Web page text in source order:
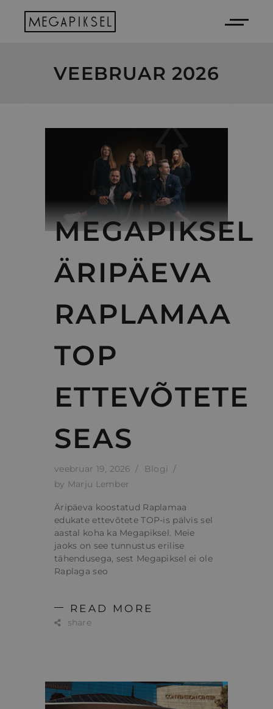
VEEBRUAR 2026
MEGAPIKSEL
ÄRIPÄEVA
RAPLAMAA
TOP
ETTEVÕTETE
SEAS
veebruar 19, 2026
Blogi
by Marju Lember
Äripäeva koostatud Raplamaa
edukate ettevõtete TOP-is pälvis sel
aastal koha ka Megapiksel. Meie
jaoks on see tunnustus erilise
tähendusega, sest Megapiksel ei ole
Raplaga seo
READ MORE
share